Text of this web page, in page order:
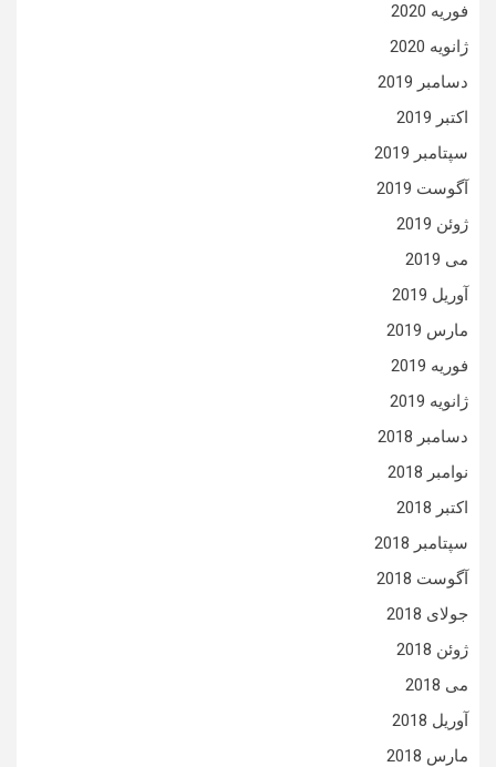
فوریه 2020
ژانویه 2020
دسامبر 2019
اکتبر 2019
سپتامبر 2019
آگوست 2019
ژوئن 2019
می 2019
آوریل 2019
مارس 2019
فوریه 2019
ژانویه 2019
دسامبر 2018
نوامبر 2018
اکتبر 2018
سپتامبر 2018
آگوست 2018
جولای 2018
ژوئن 2018
می 2018
آوریل 2018
مارس 2018